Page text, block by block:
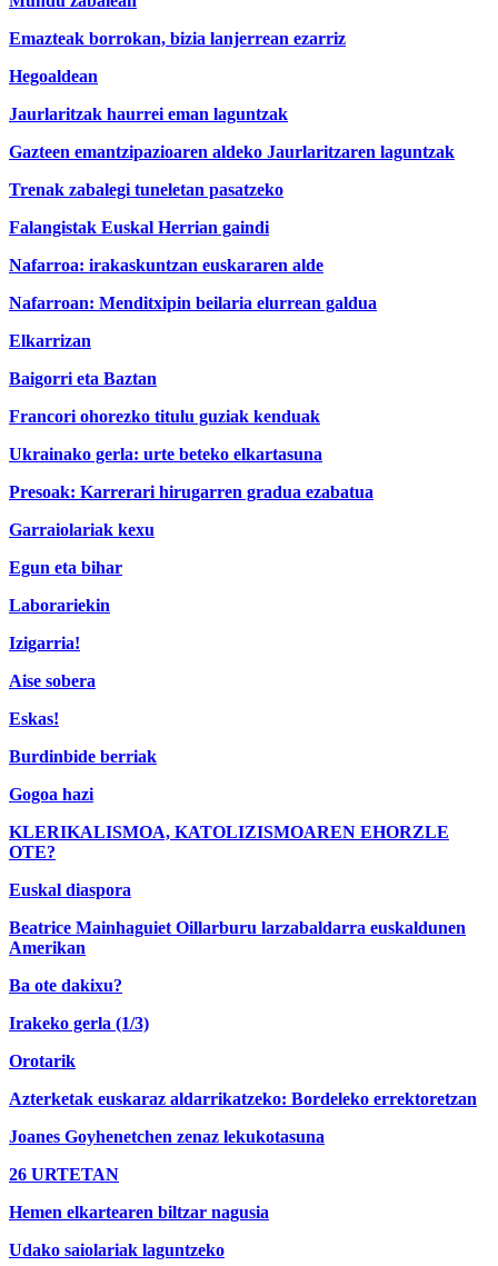
Emazteak borrokan, bizia lanjerrean ezarriz
Hegoaldean
Jaurlaritzak haurrei eman laguntzak
Gazteen emantzipazioaren aldeko Jaurlaritzaren laguntzak
Trenak zabalegi tuneletan pasatzeko
Falangistak Euskal Herrian gaindi
Nafarroa: irakaskuntzan euskararen alde
Nafarroan: Menditxipin beilaria elurrean galdua
Elkarrizan
Baigorri eta Baztan
Francori ohorezko titulu guziak kenduak
Ukrainako gerla: urte beteko elkartasuna
Presoak: Karrerari hirugarren gradua ezabatua
Garraiolariak kexu
Egun eta bihar
Laborariekin
Izigarria!
Aise sobera
Eskas!
Burdinbide berriak
Gogoa hazi
KLERIKALISMOA, KATOLIZISMOAREN EHORZLE
OTE?
Euskal diaspora
Beatrice Mainhaguiet Oillarburu larzabaldarra euskaldunen
Amerikan
Ba ote dakixu?
Irakeko gerla (1/3)
Orotarik
Azterketak euskaraz aldarrikatzeko: Bordeleko errektoretzan
Joanes Goyhenetchen zenaz lekukotasuna
26 URTETAN
Hemen elkartearen biltzar nagusia
Udako saiolariak laguntzeko